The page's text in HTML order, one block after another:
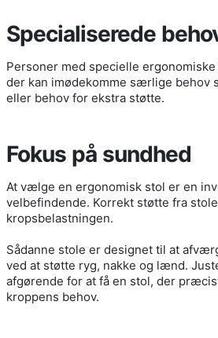
Specialiserede
Personer med specielle
der kan imødekomme særlige behov
eller behov for ekstra støtte.
Fokus på sundhed
At vælge en ergonomisk stol er en
velbefindende. Korrekt støtte fra
kropsbelastningen.
Sådanne stole er designet til at
ved at støtte ryg, nakke og lænd.
afgørende for at få en stol, der
kroppens behov.